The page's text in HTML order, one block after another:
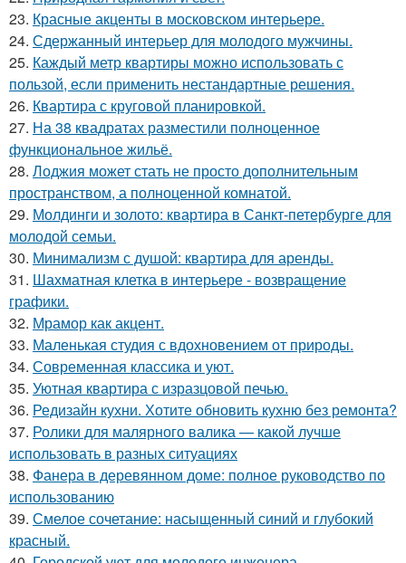
23. Красные акценты в московском интерьере.
24. Сдержанный интерьер для молодого мужчины.
25. Каждый метр квартиры можно использовать с
пользой, если применить нестандартные решения.
26. Квартира с круговой планировкой.
27. На 38 квадратах разместили полноценное
функциональное жильё.
28. Лоджия может стать не просто дополнительным
пространством, а полноценной комнатой.
29. Молдинги и золото: квартира в Санкт-петербурге для
молодой семьи.
30. Минимализм с душой: квартира для аренды.
31. Шахматная клетка в интерьере - возвращение
графики.
32. Мрамор как акцент.
33. Маленькая студия с вдохновением от природы.
34. Современная классика и уют.
35. Уютная квартира с изразцовой печью.
36. Редизайн кухни. Хотите обновить кухню без ремонта?
37. Ролики для малярного валика — какой лучше
использовать в разных ситуациях
38. Фанера в деревянном доме: полное руководство по
использованию
39. Смелое сочетание: насыщенный синий и глубокий
красный.